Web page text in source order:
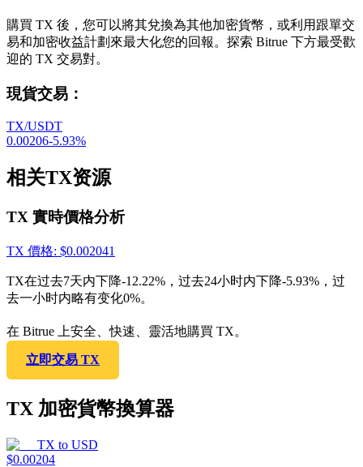
購買 TX 後，您可以將其兌換為其他加密貨幣，或利用跟單交
易和加密收益計劃來最大化您的回報。探索 Bitrue 下方最受歡
迎的 TX 交易對。
現貨交易 ：
TX/USDT
0.00206-5.93%
相关TX资源
TX 實時價格分析
TX 價格: $0.002041
TX在过去7天内下降-12.22%，过去24小时内下降-5.93%，过
去一小时内略有变化0%。
在 Bitrue 上安全、快速、靈活地購買 TX。
立即交易 TX
TX 加密貨幣換算器
TX to USD
$0.00204